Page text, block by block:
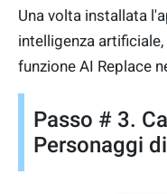
Una volta installata
intelligenza
funzione AI Replace
Passo # 3.
Personaggi